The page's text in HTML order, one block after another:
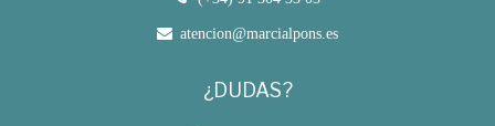
atencion@marcialpons.es
¿DUDAS?